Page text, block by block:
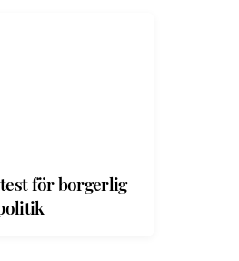
för borgerlig